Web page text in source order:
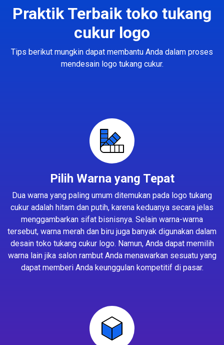
Praktik Terbaik toko tukang
cukur logo
Tips berikut mungkin dapat membantu Anda dalam proses
mendesain logo tukang cukur.
Pilih Warna yang Tepat
Dua warna yang paling umum ditemukan pada logo tukang
cukur adalah hitam dan putih, karena keduanya secara jelas
menggambarkan sifat bisnisnya. Selain warna-warna
tersebut, warna merah dan biru juga banyak digunakan dalam
desain toko tukang cukur logo. Namun, Anda dapat memilih
warna lain jika salon rambut Anda menawarkan sesuatu yang
dapat memberi Anda keunggulan kompetitif di pasar.